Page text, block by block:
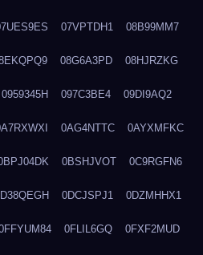
07VPTDH1 08B99MM7
08G6A3PD 08HJRZKG
0959345H 097C3BE4 09DI9AQ2
0AG4NTTC 0AYXMFKC
0BSHJVOT 0C9RGFN6
0DCJSPJ1 0DZMHHX1
0FLIL6GQ 0FXF2MUD